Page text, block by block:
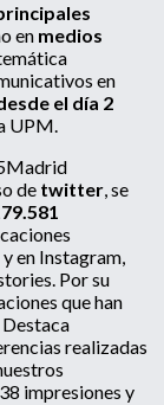
en medios
en
el día 2
UPM.
de twitter, se
y en Instagram,
Por su
que han
Destaca
realizadas
impresiones y